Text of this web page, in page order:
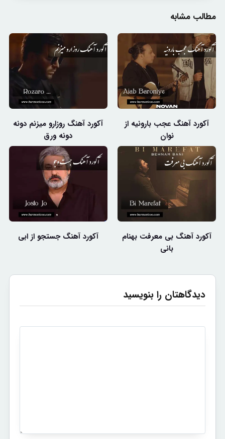
مطالب مشابه
آکورد آهنگ عجب بارونیه از
نوان
آکورد آهنگ روزارو میزنم دونه
دونه ورق
آکورد آهنگ بی معرفت بهنام
بانی
آکورد آهنگ جستجو از ابی
دیدگاهتان را بنویسید